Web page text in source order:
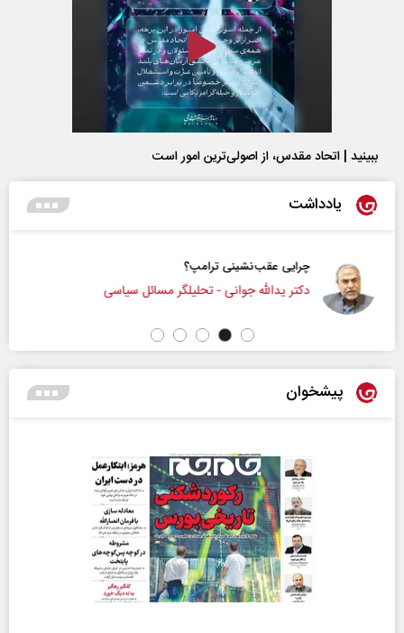
ببینید | اتحاد مقدس، از اصولی‌ترین امور است
یادداشت
چرایی عقب‌نشینی ترامپ؟
دکتر یدالله جوانی - تحلیلگر مسائل سیاسی
پیشخوان